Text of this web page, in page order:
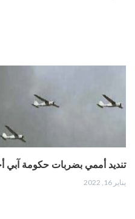
تنديد أممي بضربات حكومة آبي
يناير 16, 2022